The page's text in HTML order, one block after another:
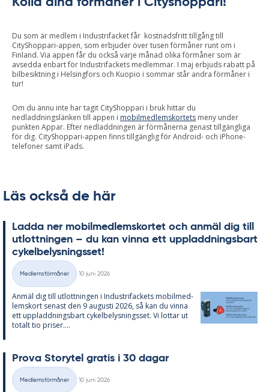
Du som är medlem i Industrifacket får kostnadsfritt tillgång till
CityShoppari-appen, som erbjuder över tusen förmåner runt om i
Finland. Via appen får du också varje månad olika förmåner som är
avsedda enbart för Industrifackets medlemmar. I maj erbjuds rabatt på
bilbesiktning i Helsingfors och Kuopio i sommar står andra förmåner i
tur!
Om du ännu inte har tagit CityShoppari i bruk hittar du
nedladdningslänken till appen i mobilmedlemskortets meny under
punkten Appar. Efter nedladdningen är förmånerna genast tillgängliga
för dig. CityShoppari-appen finns tillgänglig för Android- och iPhone-
telefoner samt iPads.
Läs också de här
Lad­da ner mo­bil­med­lems­kor­tet och an­mäl dig till
ut­lott­ning­en – du kan vin­na ett upp­ladd­nings­bart
cy­kel­be­lys­nings­set!
Kategorier
Medlemsförmåner
10 juni 2026
An­mäl dig till ut­lott­ning­en i In­du­stri­fac­kets mo­bil­med­
lems­kort se­nast den 9 au­gusti 2026, så kan du vin­na
ett upp­ladd­nings­bart cy­kel­be­lys­nings­set. Vi lot­tar ut
to­talt tio pri­ser....
Prova Sto­ry­tel gra­tis i 30 da­gar
Kategorier
Medlemsförmåner
10 juni 2026